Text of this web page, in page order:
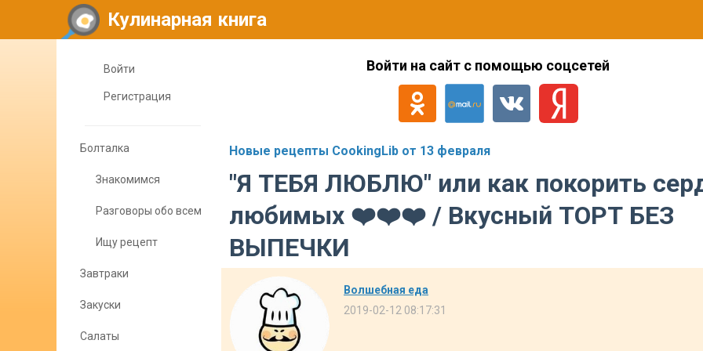
Кулинарная книга
Войти
Регистрация
Болталка
Знакомимся
Разговоры обо всем
Ищу рецепт
Завтраки
Закуски
Салаты
Войти на сайт с помощью соцсетей
Новые рецепты CookingLib от 13 февраля
"Я ТЕБЯ ЛЮБЛЮ" или как покорить
любимых ❤️❤️❤️ / Вкусный ТОРТ БЕЗ
ВЫПЕЧКИ
Волшебная еда
2019-02-12 08:17:31